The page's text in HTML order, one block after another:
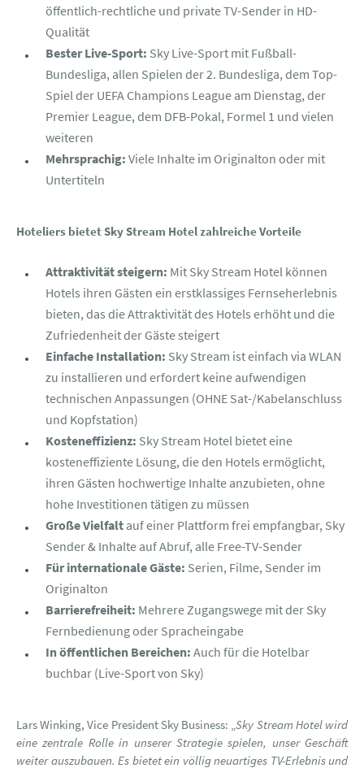
öffentlich-rechtliche und private TV-Sender in HD-
Qualität
Bester Live-Sport: Sky Live-Sport mit Fußball-
Bundesliga, allen Spielen der 2. Bundesliga, dem Top-
Spiel der UEFA Champions League am Dienstag, der
Premier League, dem DFB-Pokal, Formel 1 und vielen
weiteren
Mehrsprachig: Viele Inhalte im Originalton oder mit
Untertiteln
Hoteliers bietet Sky Stream Hotel zahlreiche Vorteile
Attraktivität steigern: Mit Sky Stream Hotel können
Hotels ihren Gästen ein erstklassiges Fernseherlebnis
bieten, das die Attraktivität des Hotels erhöht und die
Zufriedenheit der Gäste steigert
Einfache Installation: Sky Stream ist einfach via WLAN
zu installieren und erfordert keine aufwendigen
technischen Anpassungen (OHNE Sat-/Kabelanschluss
und Kopfstation)
Kosteneffizienz: Sky Stream Hotel bietet eine
kosteneffiziente Lösung, die den Hotels ermöglicht,
ihren Gästen hochwertige Inhalte anzubieten, ohne
hohe Investitionen tätigen zu müssen
Große Vielfalt auf einer Plattform frei empfangbar, Sky
Sender & Inhalte auf Abruf, alle Free-TV-Sender
Für internationale Gäste: Serien, Filme, Sender im
Originalton
Barrierefreiheit: Mehrere Zugangswege mit der Sky
Fernbedienung oder Spracheingabe
In öffentlichen Bereichen: Auch für die Hotelbar
buchbar (Live-Sport von Sky)
Lars Winking, Vice President Sky Business: „Sky Stream Hotel wird
eine zentrale Rolle in unserer Strategie spielen, unser Geschäft
weiter auszubauen. Es bietet ein völlig neuartiges TV-Erlebnis und